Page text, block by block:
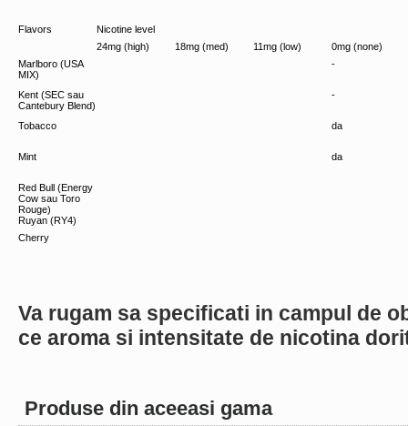
Flavors
Nicotine level
24mg (high)
18mg (med) 11mg (low)
0mg (none)
Marlboro (USA
MIX)
-
Kent (SEC sau
Cantebury Blend)
-
Tobacco da
Mint da
Red Bull (Energy
Cow sau Toro
Rouge)
Ruyan (RY4)
Cherry
Va rugam sa specificati in campul de
ce aroma si intensitate de nicotina
Produse din aceeasi gama